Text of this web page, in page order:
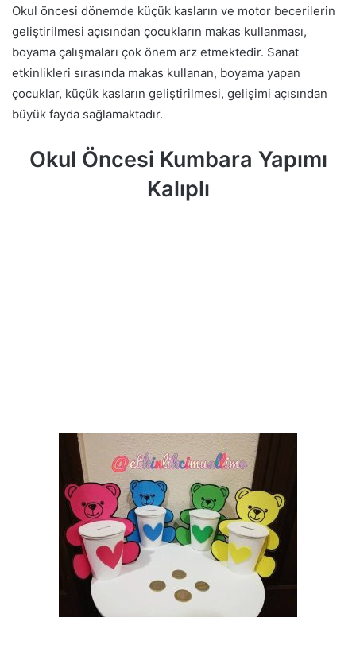
Okul öncesi dönemde küçük kasların ve motor becerilerin
geliştirilmesi açısından çocukların makas kullanması,
boyama çalışmaları çok önem arz etmektedir. Sanat
etkinlikleri sırasında makas kullanan, boyama yapan
çocuklar, küçük kasların geliştirilmesi, gelişimi açısından
büyük fayda sağlamaktadır.
Okul Öncesi Kumbara Yapımı
Kalıplı